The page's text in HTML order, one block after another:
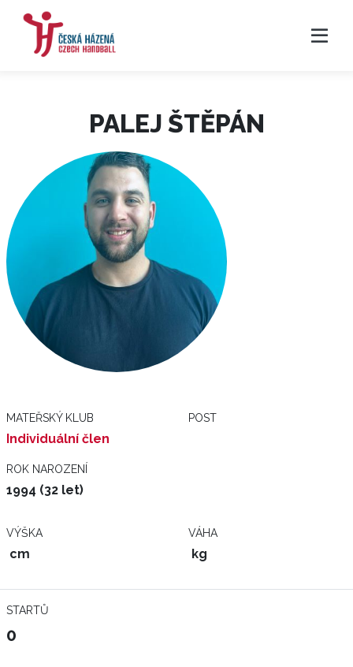
PALEJ ŠTĚPÁN
MATEŘSKÝ KLUB
Individuální člen
POST
ROK NAROZENÍ
1994 (32 let)
VÝŠKA
cm
VÁHA
kg
STARTŮ
0